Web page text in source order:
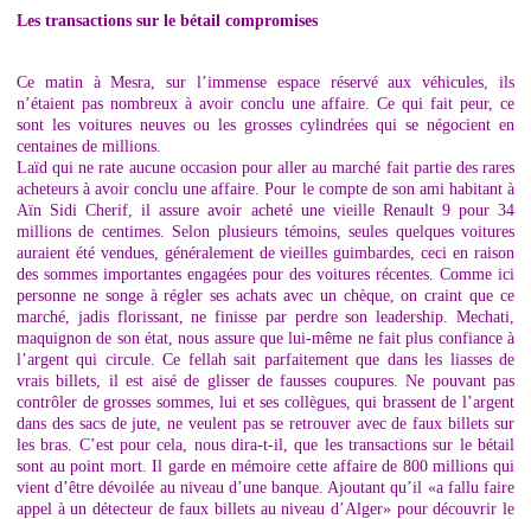
Les transactions sur le bétail compromises
Ce matin à Mesra, sur l’immense espace réservé aux véhicules, ils
n’étaient pas nombreux à avoir conclu une affaire. Ce qui fait peur, ce
sont les voitures neuves ou les grosses cylindrées qui se négocient en
centaines de millions.
Laïd qui ne rate aucune occasion pour aller au marché fait partie des rares
acheteurs à avoir conclu une affaire. Pour le compte de son ami habitant à
Aïn Sidi Cherif, il assure avoir acheté une vieille Renault 9 pour 34
millions de centimes. Selon plusieurs témoins, seules quelques voitures
auraient été vendues, généralement de vieilles guimbardes, ceci en raison
des sommes importantes engagées pour des voitures récentes. Comme ici
personne ne songe à régler ses achats avec un chèque, on craint que ce
marché, jadis florissant, ne finisse par perdre son leadership. Mechati,
maquignon de son état, nous assure que lui-même ne fait plus confiance à
l’argent qui circule. Ce fellah sait parfaitement que dans les liasses de
vrais billets, il est aisé de glisser de fausses coupures. Ne pouvant pas
contrôler de grosses sommes, lui et ses collègues, qui brassent de l’argent
dans des sacs de jute, ne veulent pas se retrouver avec de faux billets sur
les bras. C’est pour cela, nous dira-t-il, que les transactions sur le bétail
sont au point mort. Il garde en mémoire cette affaire de 800 millions qui
vient d’être dévoilée au niveau d’une banque. Ajoutant qu’il «a fallu faire
appel à un détecteur de faux billets au niveau d’Alger» pour découvrir le